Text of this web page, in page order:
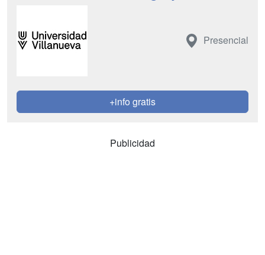
Presencial
+info gratis
Publicidad